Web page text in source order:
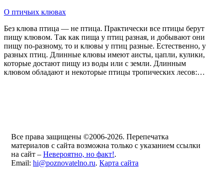
О птичьих клювах
Без клюва птица — не птица. Практически все птицы берут
пищу клювом. Так как пища у птиц разная, и добывают они
пищу по-разному, то и клювы у птиц разные. Естественно, у
разных птиц. Длинные клювы имеют аисты, цапли, кулики,
которые достают пищу из воды или с земли. Длинным
клювом обладают и некоторые птицы тропических лесов:…
Все права защищены ©2006-2026. Перепечатка
материалов с сайта возможна только с указанием ссылки
на сайт – Невероятно, но факт!.
Email: hi@poznovatelno.ru. Карта сайта